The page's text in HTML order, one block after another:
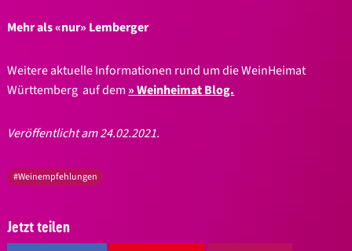
Mehr als «nur» Lemberger
Weitere aktuelle Informationen rund um die WeinHeimat
Württemberg auf dem
Weinheimat Blog.
Veröffentlicht am 24.02.2021.
#Weinempfehlungen
Jetzt teilen